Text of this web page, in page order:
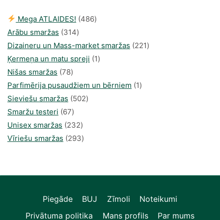
Mega ATLAIDES! 486486
Arābu smaržas 314314
produkti
Dizaineru un Mass-market smaržas 221221
Ķermeņa un matu spreji 11
Nišas smaržas 7878
produkts
Parfimērija pusaudžiem un bērniem 11
Sieviešu smaržas 502502
Smaržu testeri 6767
produkts
Unisex smaržas 232232
produkts
Vīriešu smaržas 293293
Piegāde BUJ Zīmoli
Noteikumi
Privātuma politika
Mans profils Par mums